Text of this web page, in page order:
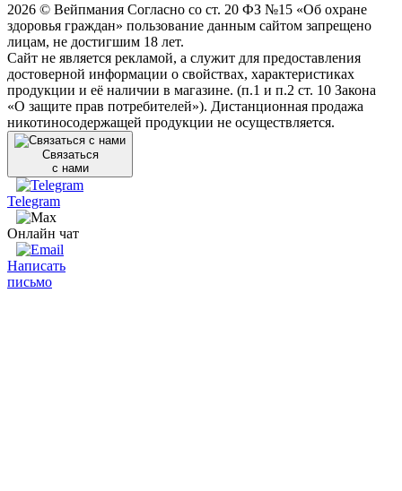
2026 © Вейпмания Согласно со ст. 20 ФЗ №15 «Об охране
здоровья граждан» пользование данным сайтом запрещено
лицам, не достигшим 18 лет.
Сайт не является рекламой, а служит для предоставления
достоверной информации о свойствах, характеристиках
продукции и её наличии в магазине. (п.1 и п.2 ст. 10 Закона
«О защите прав потребителей»). Дистанционная продажа
никотиносодержащей продукции не осуществляется.
Связаться
с нами
Telegram
Онлайн чат
Написать
письмо